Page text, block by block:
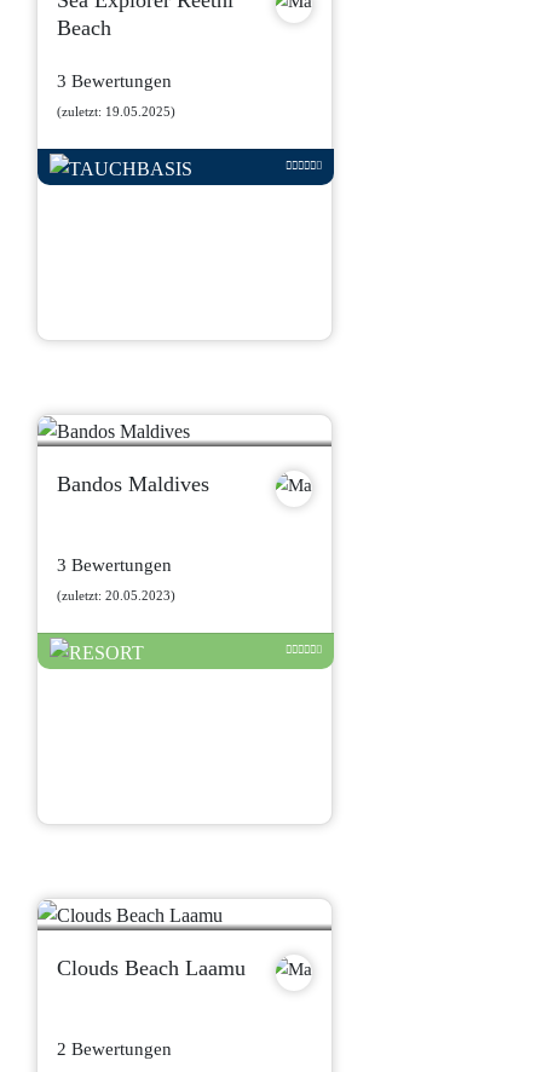
Beach
3 Bewertungen
(zuletzt: 19.05.2025)
Bandos Maldives
3 Bewertungen
(zuletzt: 20.05.2023)
Clouds Beach Laamu
2 Bewertungen